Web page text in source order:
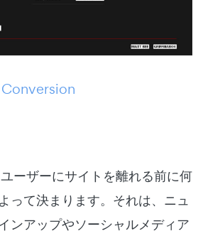
ーザーにサイトを離れる前に何
って決まります。それは、ニュ
ンアップやソーシャルメディア